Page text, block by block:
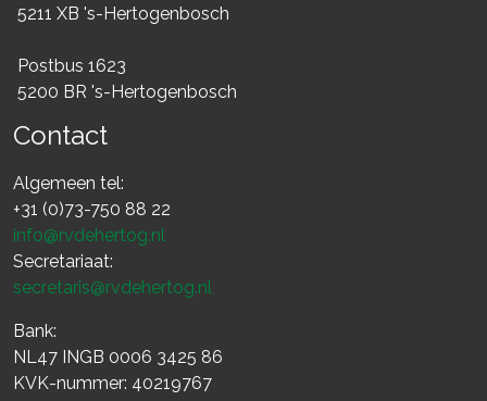
5211 XB 's-Hertogenbosch
Postbus 1623
5200 BR 's-Hertogenbosch
Contact
Algemeen tel:
+31 (0)73-750 88 22
info@rvdehertog.nl
Secretariaat:
secretaris@rvdehertog.nl
Bank:
NL47 INGB 0006 3425 86
KVK-nummer: 40219767